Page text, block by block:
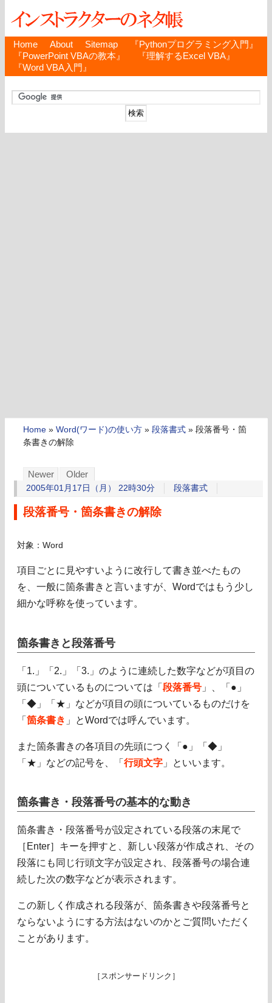
Home About Sitemap
『Pythonプログラミング入門』
『PowerPoint VBAの教本』
『理解するExcel VBA』
『Word VBA入門』
Home » Word(ワード)の使い方 » 段落書式 » 段落番号・箇
条書きの解除
Newer Older
2005年01月17日（月） 22時30分 段落書式
段落番号・箇条書きの解除
対象：Word
項目ごとに見やすいように改行して書き並べたもの
を、一般に箇条書きと言いますが、Wordではもう少し
細かな呼称を使っています。
箇条書きと段落番号
「1.」「2.」「3.」のように連続した数字などが項目の
頭についているものについては「 段落番号 」、「●」
「◆」「★」などが項目の頭についているものだけを
「 箇条書き 」とWordでは呼んでいます。
また箇条書きの各項目の先頭につく「●」「◆」
「★」などの記号を、「 行頭文字 」といいます。
箇条書き・段落番号の基本的な動き
箇条書き・段落番号が設定されている段落の末尾で
［Enter］キーを押すと、新しい段落が作成され、その
段落にも同じ行頭文字が設定され、段落番号の場合連
続した次の数字などが表示されます。
この新しく作成される段落が、箇条書きや段落番号と
ならないようにする方法はないのかとご質問いただく
ことがあります。
［スポンサードリンク］